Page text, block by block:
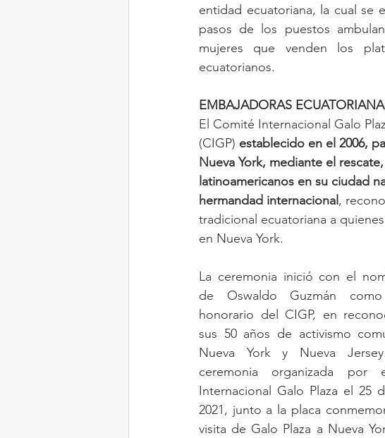
entidad ecuatoriana, la cual se
pasos de los puestos
mujeres que venden los
ecuatorianos.
EMBAJADORAS
El Comité Internacional Galo
(CIGP) establecido en el 2006,
Nueva York, mediante el
latinoamericanos en su ciudad
hermandad internacional ,
tradicional ecuatoriana a
en Nueva York.
La ceremonia inició con el
de Oswaldo Guzmán
honorario del CIGP, en
sus 50 años de activismo
Nueva York y Nueva
ceremonia organizada por
Internacional Galo Plaza el 25
2021, junto a la placa
visita de Galo Plaza a Nueva